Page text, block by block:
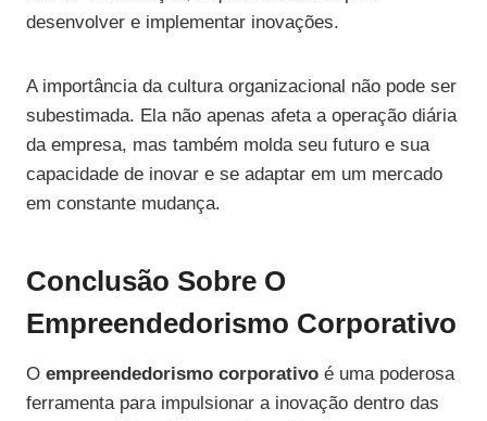
desenvolver e implementar inovações.
A importância da cultura organizacional não pode ser
subestimada. Ela não apenas afeta a operação diária
da empresa, mas também molda seu futuro e sua
capacidade de inovar e se adaptar em um mercado
em constante mudança.
Conclusão Sobre O
Empreendedorismo Corporativo
O empreendedorismo corporativo é uma poderosa
ferramenta para impulsionar a inovação dentro das